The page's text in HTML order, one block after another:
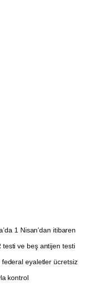
1 Nisan’dan itibaren
testi ve beş antijen testi
federal eyaletler ücretsiz
kontrol